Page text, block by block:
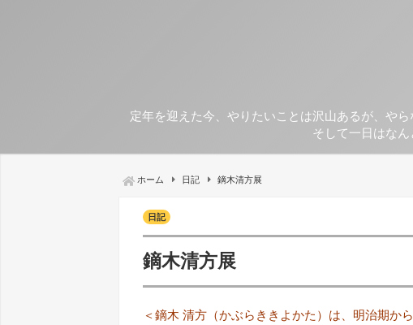
定年を迎えた今、やりたいことは沢山あるが、や
そして一日はな
ホーム 日記 鏑木清方展
日記
鏑木清方展
＜鏑木 清方（かぶらききよかた）は、明治期か